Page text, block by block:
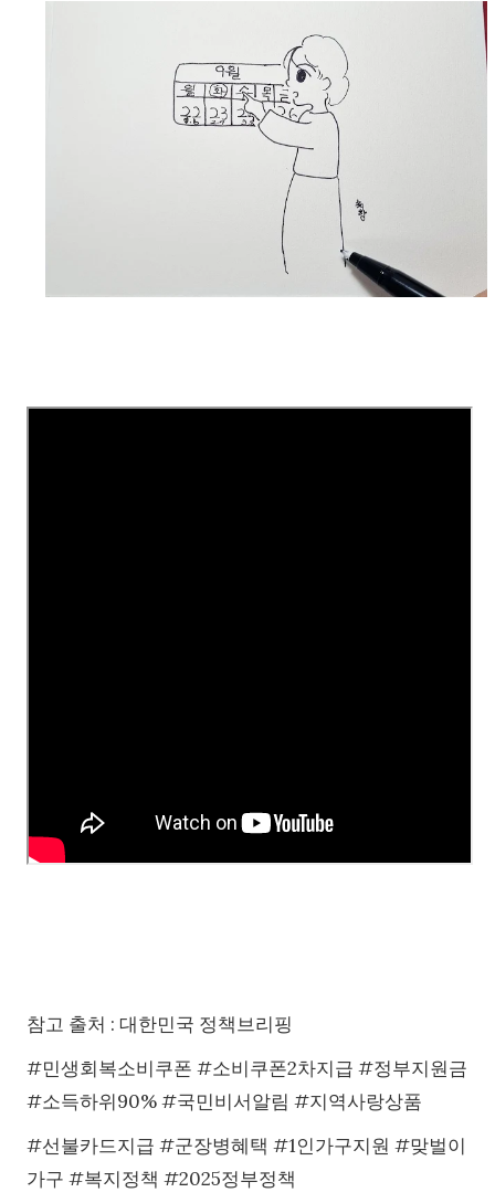
참고 출처 : 대한민국 정책브리핑
#민생회복소비쿠폰 #소비쿠폰2차지급 #정부지원금
#소득하위90% #국민비서알림 #지역사랑상품
#선불카드지급 #군장병혜택 #1인가구지원 #맞벌이
가구 #복지정책 #2025정부정책